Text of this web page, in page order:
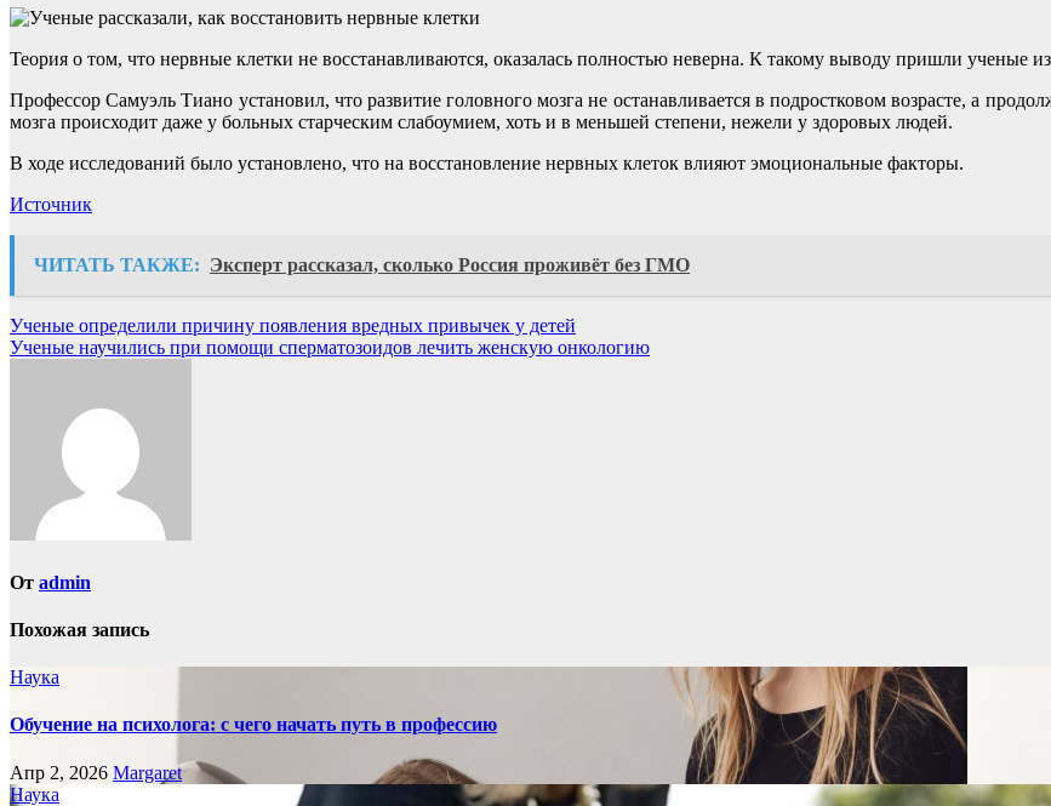
Теория о том, что нервные клетки не восстанавливаются, оказалась полностью неверна. К такому выводу пришли ученые
Профессор Самуэль Тиано установил, что развитие головного мозга не останавливается в подростковом возрасте, а
мозга происходит даже у больных старческим слабоумием, хоть и в меньшей степени, нежели у здоровых людей.
В ходе исследований было установлено, что на восстановление нервных клеток влияют эмоциональные факторы.
Источник
ЧИТАТЬ ТАКЖЕ: Эксперт рассказал, сколько Россия проживёт без ГМО
Навигация
по
Ученые определили причину появления вредных привычек у детей
Ученые научились при помощи сперматозоидов лечить женскую онкологию
От admin
Похожая запись
Наука
Обучение на психолога: с чего начать путь в профессию
Апр 2, 2026 Margaret
Наука